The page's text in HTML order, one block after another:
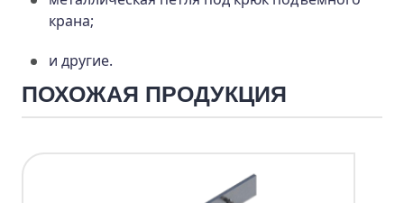
крана;
и другие.
ПОХОЖАЯ ПРОДУКЦИЯ